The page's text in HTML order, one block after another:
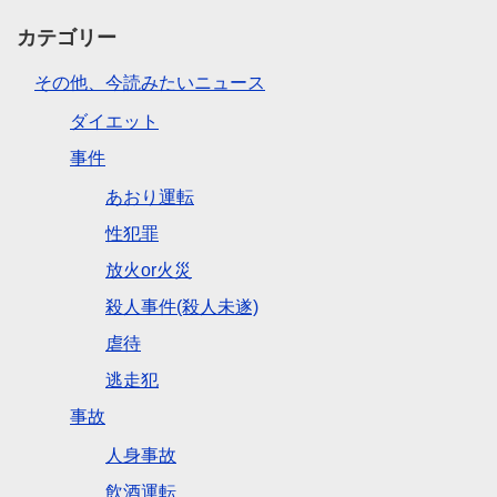
カテゴリー
その他、今読みたいニュース
ダイエット
事件
あおり運転
性犯罪
放火or火災
殺人事件(殺人未遂)
虐待
逃走犯
事故
人身事故
飲酒運転